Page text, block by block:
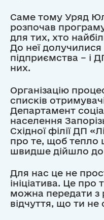
Саме тому Уряд
розпочав
для тих, хто
До неї долучилися
підприємства – і
них.
Організацію
списків
Департамент
населення
Східної філії ДП
про те, щоб тепло
швидше дійшло
Для нас це не
ініціатива. Це
можна передати з
відчуття, що ти не